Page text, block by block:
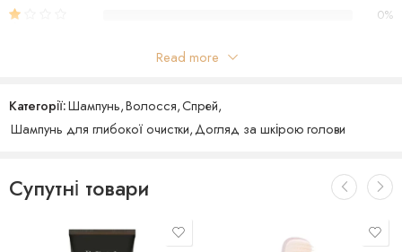
0%
Поки що відгуків немає
Read more
Категорії:Шампунь,Волосся,Спрей,
Шампунь для глибокої очистки,Догляд за шкірою голови
Супутні товари